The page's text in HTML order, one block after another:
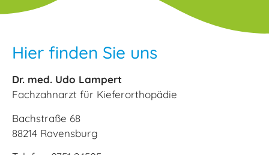
Hier finden Sie uns
Dr. med. Udo Lampert
Fachzahnarzt für Kieferorthopädie
Bachstraße 68
88214 Ravensburg